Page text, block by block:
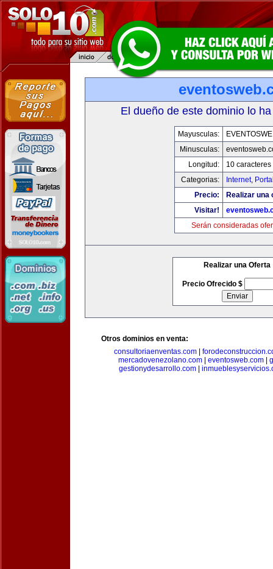
El dueño de este dominio lo
Mayusculas:
Minusculas:
Longitud:
10 caracteres
Categorias:
Internet,
Precio:
Realizar una
Visitar!
Serán consideradas
Realizar una Oferta
Precio Ofrecido $
Otros dominios en venta:
consultoriaenventas.com
mercadovenezolano.com
eventosweb.com
gestionydesarrollo.com